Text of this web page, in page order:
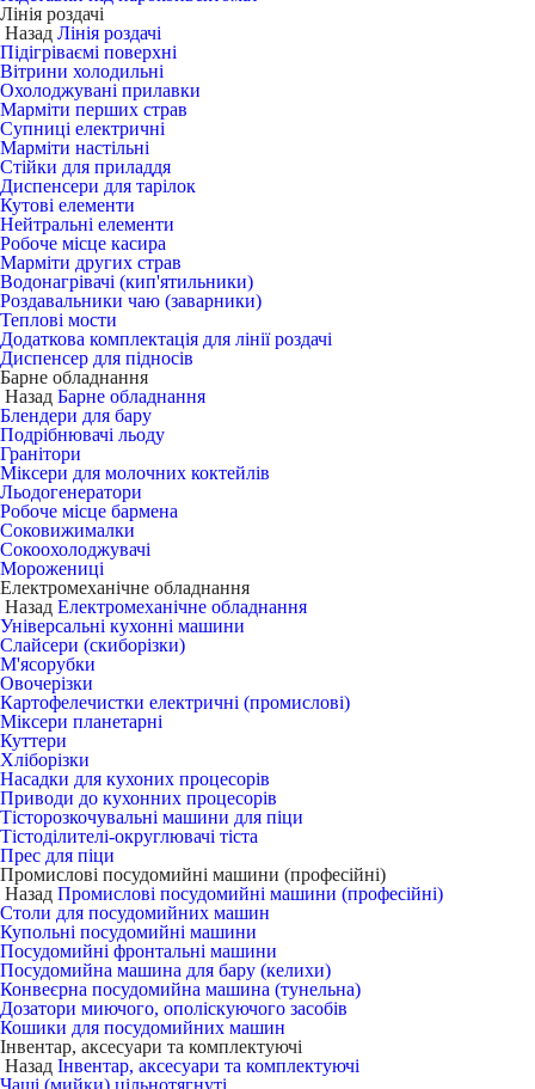
Лінія роздачі
Назад Лінія роздачі
Підігріваємі поверхні
Вітрини холодильні
Охолоджувані прилавки
Марміти перших страв
Супниці електричні
Марміти настільні
Стійки для приладдя
Диспенсери для тарілок
Кутові елементи
Нейтральні елементи
Робоче місце касира
Марміти других страв
Водонагрівачі (кип'ятильники)
Роздавальники чаю (заварники)
Теплові мости
Додаткова комплектація для лінії роздачі
Диспенсер для підносів
Барне обладнання
Назад Барне обладнання
Блендери для бару
Подрібнювачі льоду
Гранітори
Міксери для молочних коктейлів
Льодогенератори
Робоче місце бармена
Соковижималки
Сокоохолоджувачі
Морожениці
Електромеханічне обладнання
Назад Електромеханічне обладнання
Універсальні кухонні машини
Слайсери (скиборізки)
М'ясорубки
Овочерізки
Картофелечистки електричні (промислові)
Міксери планетарні
Куттери
Хліборізки
Насадки для кухоних процесорів
Приводи до кухонних процесорів
Тісторозкочувальні машини для піци
Тістоділителі-округлювачі тіста
Прес для піци
Промислові посудомийні машини (професійні)
Назад Промислові посудомийні машини (професійні)
Столи для посудомийних машин
Купольні посудомийні машини
Посудомийні фронтальні машини
Посудомийна машина для бару (келихи)
Конвеєрна посудомийна машина (тунельна)
Дозатори миючого, ополіскуючого засобів
Кошики для посудомийних машин
Інвентар, аксесуари та комплектуючі
Назад Інвентар, аксесуари та комплектуючі
Чаші (мийки) цільнотягнуті